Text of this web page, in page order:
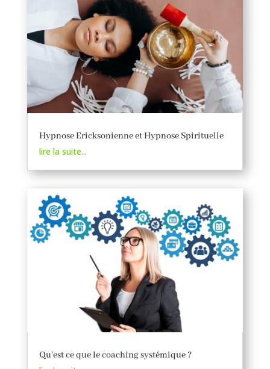
Hypnose Ericksonienne et Hypnose Spirituelle
lire la suite...
Qu’est ce que le coaching systémique ?